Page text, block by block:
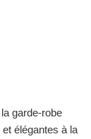
garde-robe
et élégantes à la